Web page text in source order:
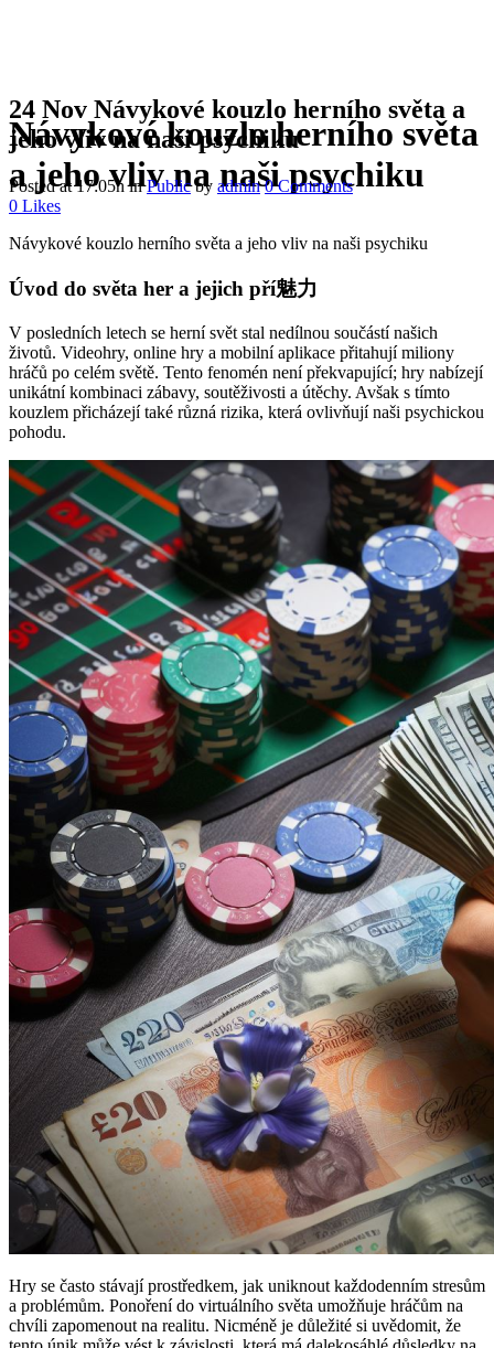
Návykové kouzlo herního světa
a jeho vliv na naši psychiku
24 Nov Návykové kouzlo herního světa a
jeho vliv na naši psychiku
Posted at 17:05hinPublic by admin 0 Comments
0 Likes
Návykové kouzlo herního světa a jeho vliv na naši psychiku
Úvod do světa her a jejich pří魅力
V posledních letech se herní svět stal nedílnou součástí našich
životů. Videohry, online hry a mobilní aplikace přitahují miliony
hráčů po celém světě. Tento fenomén není překvapující; hry nabízejí
unikátní kombinaci zábavy, soutěživosti a útěchy. Avšak s tímto
kouzlem přicházejí také různá rizika, která ovlivňují naši psychickou
pohodu.
Hry se často stávají prostředkem, jak uniknout každodenním stresům
a problémům. Ponoření do virtuálního světa umožňuje hráčům na
chvíli zapomenout na realitu. Nicméně je důležité si uvědomit, že